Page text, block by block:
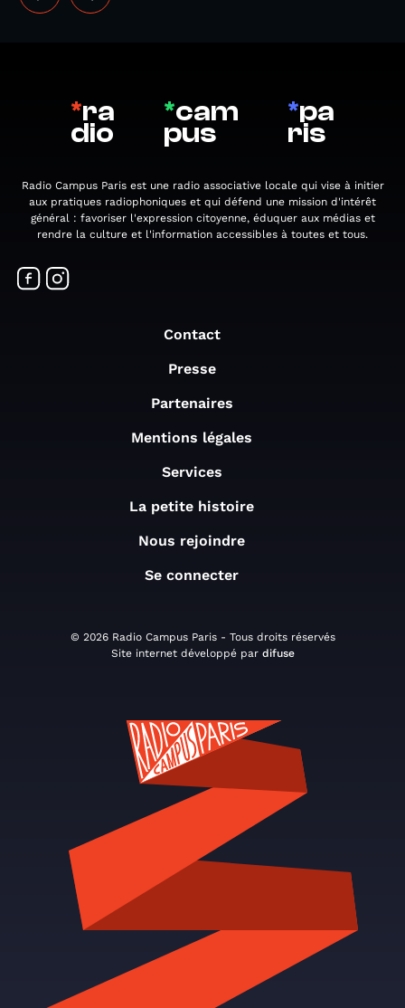
*ra
dio
*cam
pus
*pa
ris
Radio Campus Paris est une radio associative locale qui vise à initier
aux pratiques radiophoniques et qui défend une mission d'intérêt
général : favoriser l'expression citoyenne, éduquer aux médias et
rendre la culture et l'information accessibles à toutes et tous.
Contact
Presse
Partenaires
Mentions légales
Services
La petite histoire
Nous rejoindre
Se connecter
© 2026 Radio Campus Paris - Tous droits réservés
Site internet développé par difuse